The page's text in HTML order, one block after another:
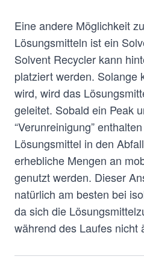
Eine andere Möglichkeit
Lösungsmitteln ist ein
Solvent Recycler kann
platziert werden. Solange
wird, wird das
geleitet. Sobald ein Peak
“Verunreinigung”
Lösungsmittel in den
erhebliche Mengen an
genutzt werden. Dieser
natürlich am besten bei
da sich die
während des Laufes nicht